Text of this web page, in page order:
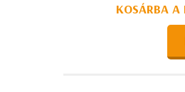
KOSÁRBA A